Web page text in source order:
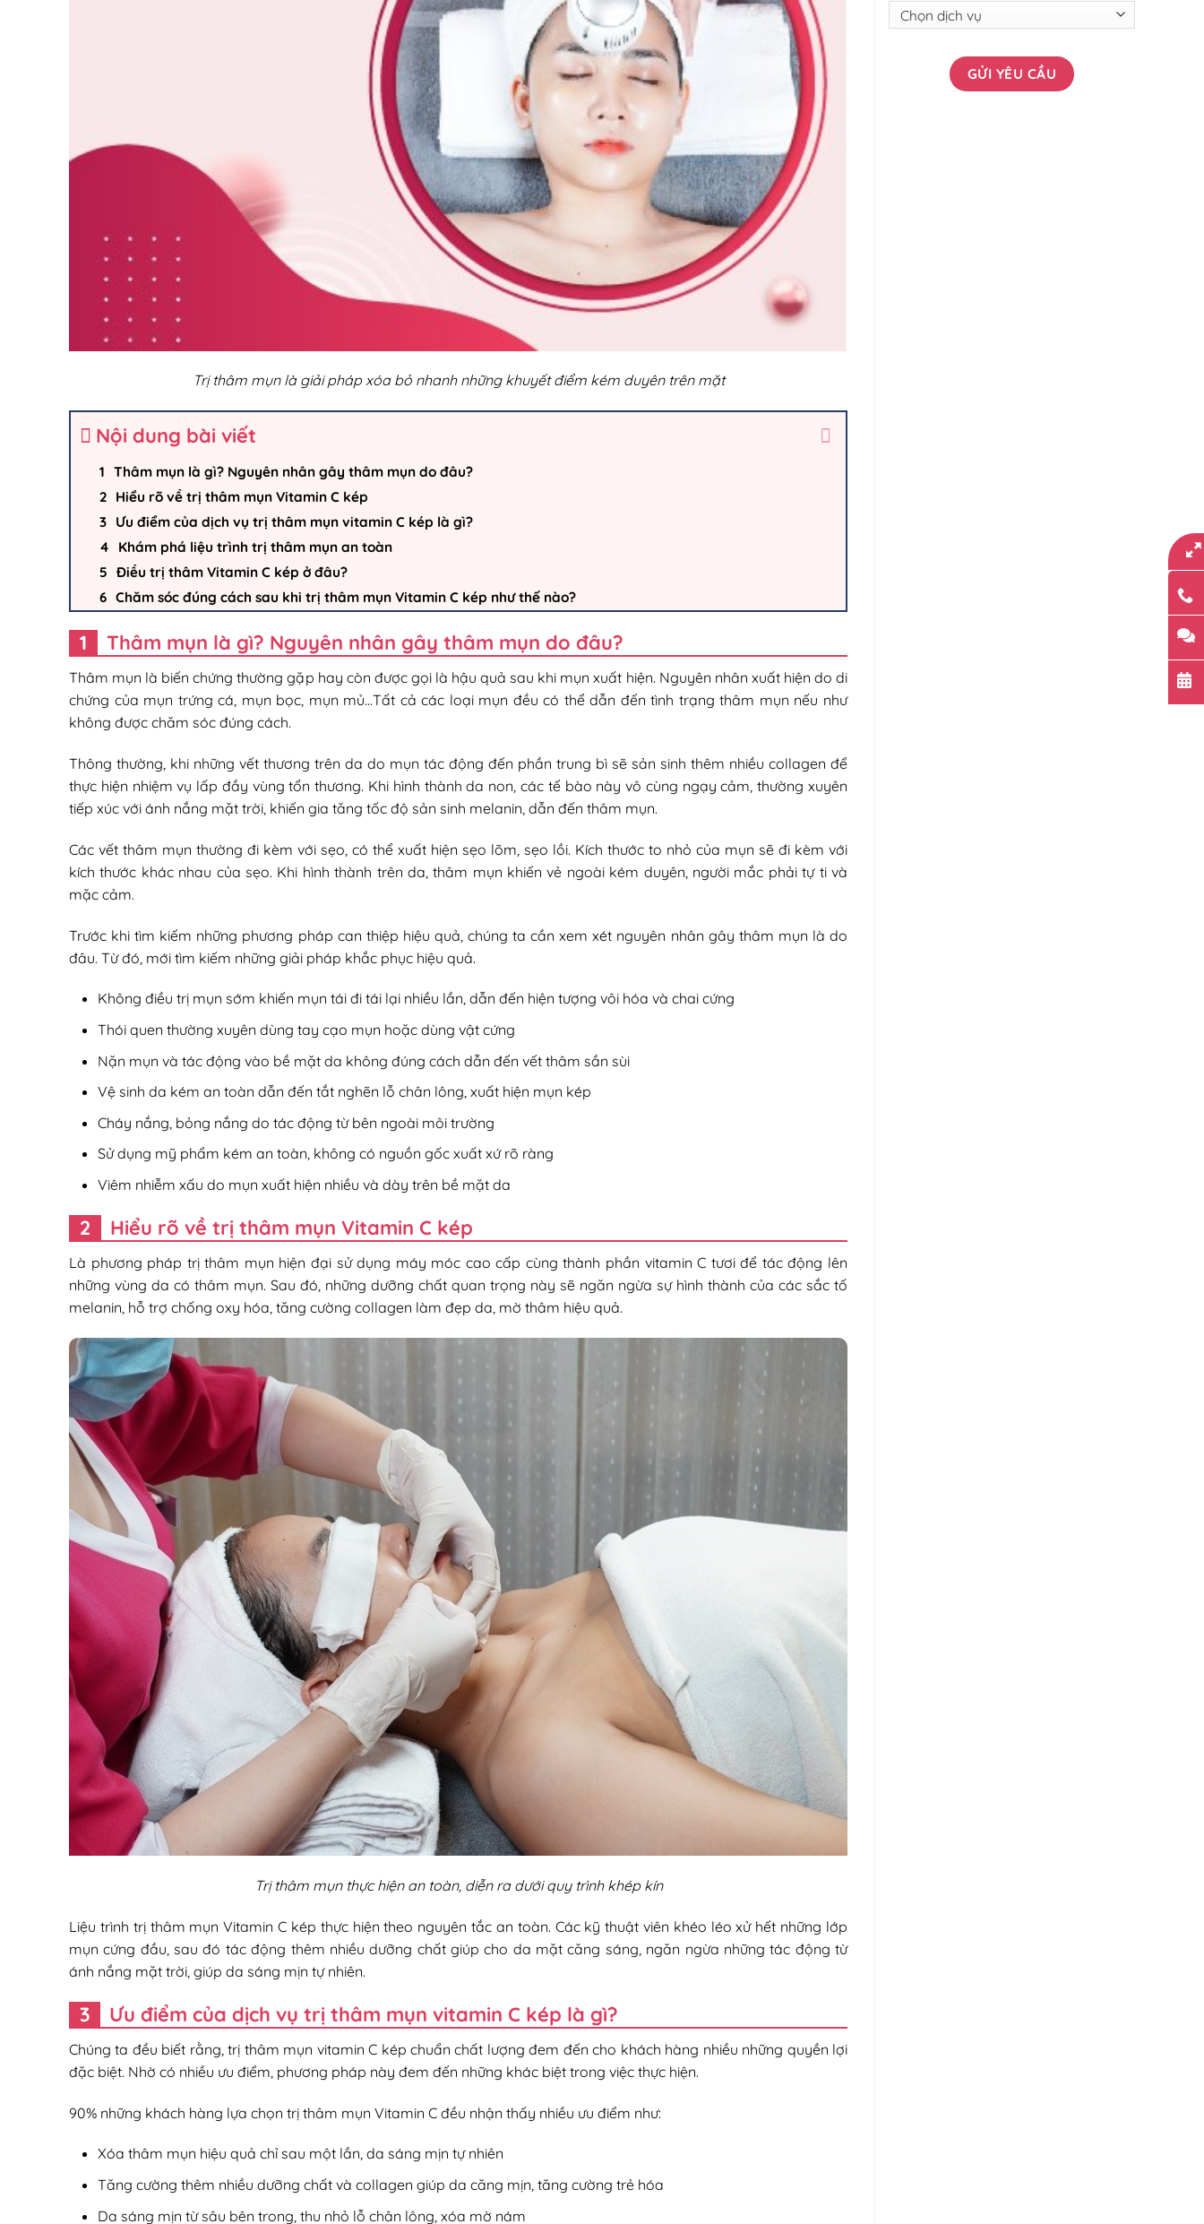
Trị thâm mụn là giải pháp xóa bỏ nhanh những khuyết điểm kém duyên trên mặt
Nội dung bài viết
Thâm mụn là gì? Nguyên nhân gây thâm mụn do đâu?
Hiểu rõ về trị thâm mụn Vitamin C kép
Ưu điểm của dịch vụ trị thâm mụn vitamin C kép là gì?
Khám phá liệu trình trị thâm mụn an toàn
Điều trị thâm Vitamin C kép ở đâu?
Chăm sóc đúng cách sau khi trị thâm mụn Vitamin C kép như thế nào?
Thâm mụn là gì? Nguyên nhân gây thâm mụn do đâu?
Thâm mụn là biến chứng thường gặp hay còn được gọi là hậu quả sau khi mụn xuất hiện. Nguyên nhân xuất hiện do di
chứng của mụn trứng cá, mụn bọc, mụn mủ…Tất cả các loại mụn đều có thể dẫn đến tình trạng thâm mụn nếu như
không được chăm sóc đúng cách.
Thông thường, khi những vết thương trên da do mụn tác động đến phần trung bì sẽ sản sinh thêm nhiều collagen để
thực hiện nhiệm vụ lấp đầy vùng tổn thương. Khi hình thành da non, các tế bào này vô cùng ngạy cảm, thường xuyên
tiếp xúc với ánh nắng mặt trời, khiến gia tăng tốc độ sản sinh melanin, dẫn đến thâm mụn.
Các vết thâm mụn thường đi kèm với sẹo, có thể xuất hiện sẹo lõm, sẹo lồi. Kích thước to nhỏ của mụn sẽ đi kèm với
kích thước khác nhau của sẹo. Khi hình thành trên da, thâm mụn khiến vẻ ngoài kém duyên, người mắc phải tự ti và
mặc cảm.
Trước khi tìm kiếm những phương pháp can thiệp hiệu quả, chúng ta cần xem xét nguyên nhân gây thâm mụn là do
đâu. Từ đó, mới tìm kiếm những giải pháp khắc phục hiệu quả.
Không điều trị mụn sớm khiến mụn tái đi tái lại nhiều lần, dẫn đến hiện tượng vôi hóa và chai cứng
Thói quen thường xuyên dùng tay cạo mụn hoặc dùng vật cứng
Nặn mụn và tác động vào bề mặt da không đúng cách dẫn đến vết thâm sần sùi
Vệ sinh da kém an toàn dẫn đến tắt nghẽn lỗ chân lông, xuất hiện mụn kép
Cháy nắng, bỏng nắng do tác động từ bên ngoài môi trường
Sử dụng mỹ phẩm kém an toàn, không có nguồn gốc xuất xứ rõ ràng
Viêm nhiễm xấu do mụn xuất hiện nhiều và dày trên bề mặt da
Hiểu rõ về trị thâm mụn Vitamin C kép
Là phương pháp trị thâm mụn hiện đại sử dụng máy móc cao cấp cùng thành phần vitamin C tươi để tác động lên
những vùng da có thâm mụn. Sau đó, những dưỡng chất quan trọng này sẽ ngăn ngừa sự hình thành của các sắc tố
melanin, hỗ trợ chống oxy hóa, tăng cường collagen làm đẹp da, mờ thâm hiệu quả.
Trị thâm mụn thực hiện an toàn, diễn ra dưới quy trình khép kín
Liệu trình trị thâm mụn Vitamin C kép thực hiện theo nguyên tắc an toàn. Các kỹ thuật viên khéo léo xử hết những lớp
mụn cứng đầu, sau đó tác động thêm nhiều dưỡng chất giúp cho da mặt căng sáng, ngăn ngừa những tác động từ
ánh nắng mặt trời, giúp da sáng mịn tự nhiên.
Ưu điểm của dịch vụ trị thâm mụn vitamin C kép là gì?
Chúng ta đều biết rằng, trị thâm mụn vitamin C kép chuẩn chất lượng đem đến cho khách hàng nhiều những quyền lợi
đặc biệt. Nhờ có nhiều ưu điểm, phương pháp này đem đến những khác biệt trong việc thực hiện.
90% những khách hàng lựa chọn trị thâm mụn Vitamin C đều nhận thấy nhiều ưu điểm như:
Xóa thâm mụn hiệu quả chỉ sau một lần, da sáng mịn tự nhiên
Tăng cường thêm nhiều dưỡng chất và collagen giúp da căng mịn, tăng cường trẻ hóa
Da sáng mịn từ sâu bên trong, thu nhỏ lỗ chân lông, xóa mờ nám